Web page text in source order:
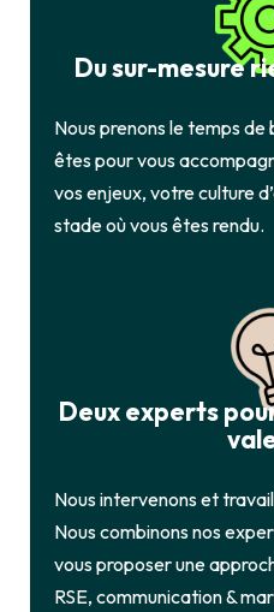
Du sur-mesure
Nous prenons le temps
êtes pour vous
vos enjeux, votre culture
stade où vous êtes rendu.
Deux experts
Nous intervenons et
Nous combinons nos
vous proposer une
RSE, communication &